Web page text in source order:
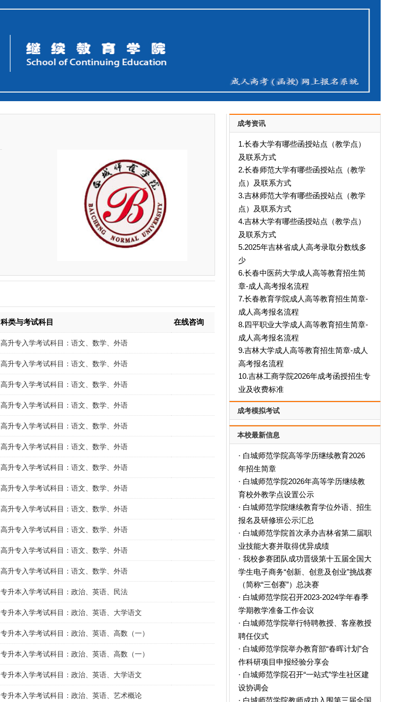
科类与考试科目 在线咨询
高升专入学考试科目：语文、数学、外语
高升专入学考试科目：语文、数学、外语
高升专入学考试科目：语文、数学、外语
高升专入学考试科目：语文、数学、外语
高升专入学考试科目：语文、数学、外语
高升专入学考试科目：语文、数学、外语
高升专入学考试科目：语文、数学、外语
高升专入学考试科目：语文、数学、外语
高升专入学考试科目：语文、数学、外语
高升专入学考试科目：语文、数学、外语
高升专入学考试科目：语文、数学、外语
高升专入学考试科目：语文、数学、外语
专升本入学考试科目：政治、英语、民法
专升本入学考试科目：政治、英语、大学语文
专升本入学考试科目：政治、英语、高数（一）
专升本入学考试科目：政治、英语、高数（一）
专升本入学考试科目：政治、英语、大学语文
专升本入学考试科目：政治、英语、艺术概论
成考资讯
1.长春大学有哪些函授站点（教学点）
及联系方式
2.长春师范大学有哪些函授站点（教学
点）及联系方式
3.吉林师范大学有哪些函授站点（教学
点）及联系方式
4.吉林大学有哪些函授站点（教学点）
及联系方式
5.2025年吉林省成人高考录取分数线多
少
6.长春中医药大学成人高等教育招生简
章-成人高考报名流程
7.长春教育学院成人高等教育招生简章-
成人高考报名流程
8.四平职业大学成人高等教育招生简章-
成人高考报名流程
9.吉林大学成人高等教育招生简章-成人
高考报名流程
10.吉林工商学院2026年成考函授招生专
业及收费标准
成考模拟考试
本校最新信息
· 白城师范学院高等学历继续教育2026
年招生简章
· 白城师范学院2026年高等学历继续教
育校外教学点设置公示
· 白城师范学院继续教育学位外语、招生
报名及研修班公示汇总
· 白城师范学院首次承办吉林省第二届职
业技能大赛并取得优异成绩
· 我校参赛团队成功晋级第十五届全国大
学生电子商务“创新、创意及创业”挑战赛
（简称“三创赛”）总决赛
· 白城师范学院召开2023-2024学年春季
学期教学准备工作会议
· 白城师范学院举行特聘教授、客座教授
聘任仪式
· 白城师范学院举办教育部“春晖计划”合
作科研项目申报经验分享会
· 白城师范学院召开“一站式”学生社区建
设协调会
白城师范学院教师成功入围第三届全国